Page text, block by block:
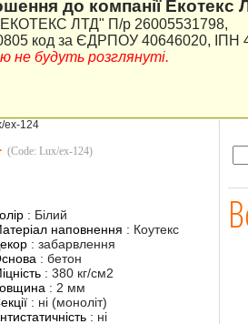
до компанії Екотекс
ЛТД" П/р 26005531798,
код за ЄДРПОУ 40646020, ІПН
не будуть розглянуті.
ex-124
(Code:Lux/ex-124)
: Білий
наповнення : Коутекс
:забарвлення
:бетон
:380 кг/см2
: 2 мм
: ні (моноліт)
: ні